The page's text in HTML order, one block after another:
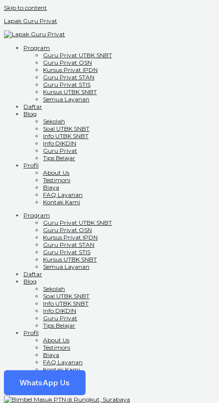
Skip to content
Lapak Guru Privat
Program
Guru Privat UTBK SNBT
Guru Privat OSN
Kursus Privat IPDN
Guru Privat STAN
Guru Privat STIS
Kursus UTBK SNBT
Semua Layanan
Daftar
Blog
Sekolah
Soal UTBK SNBT
Info UTBK SNBT
Info DIKDIN
Guru Privat
Tips Belajar
Profil
About Us
Testimoni
Biaya
FAQ Layanan
Kontak Kami
Program
Guru Privat UTBK SNBT
Guru Privat OSN
Kursus Privat IPDN
Guru Privat STAN
Guru Privat STIS
Kursus UTBK SNBT
Semua Layanan
Daftar
Blog
Sekolah
Soal UTBK SNBT
Info UTBK SNBT
Info DIKDIN
Guru Privat
Tips Belajar
Profil
About Us
Testimoni
Biaya
FAQ Layanan
Kontak Kami
WhatsApp Us